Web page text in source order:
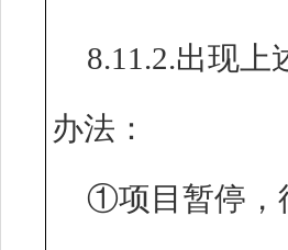
8.11.2.出现
办法：
①项目暂停，